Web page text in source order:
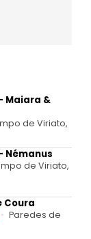
Maiara &
de Viriato,
Némanus
de Viriato,
Coura
Paredes de